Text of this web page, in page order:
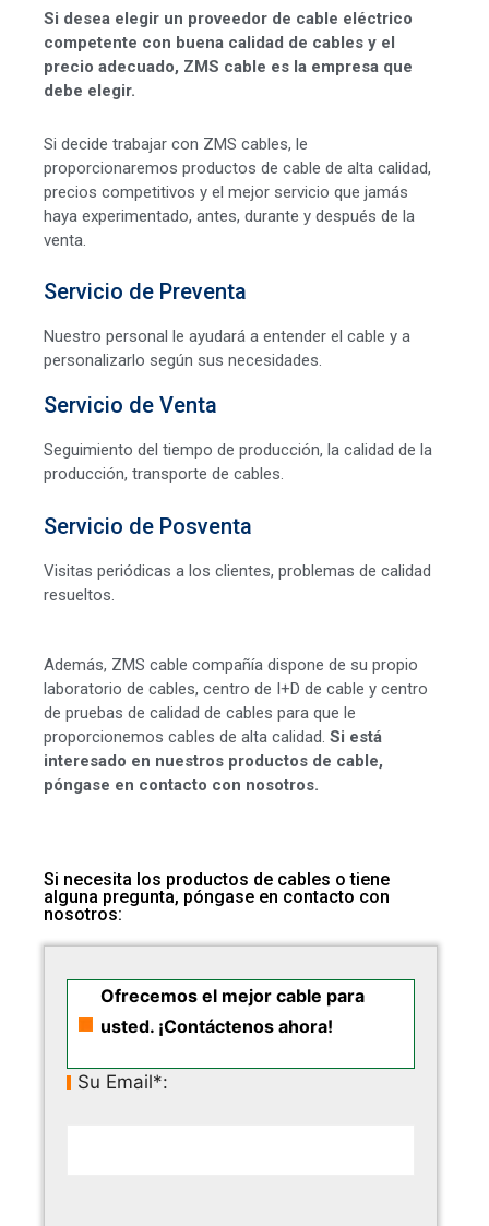
Si desea elegir un proveedor de cable eléctrico
competente con buena calidad de cables y el
precio adecuado, ZMS cable es la empresa que
debe elegir.
Si decide trabajar con ZMS cables, le
proporcionaremos productos de cable de alta calidad,
precios competitivos y el mejor servicio que jamás
haya experimentado, antes, durante y después de la
venta.
Servicio de Preventa
Nuestro personal le ayudará a entender el cable y a
personalizarlo según sus necesidades.
Servicio de Venta
Seguimiento del tiempo de producción, la calidad de la
producción, transporte de cables.
Servicio de Posventa
Visitas periódicas a los clientes, problemas de calidad
resueltos.
Además, ZMS cable compañía dispone de su propio
laboratorio de cables, centro de I+D de cable y centro
de pruebas de calidad de cables para que le
proporcionemos cables de alta calidad. Si está
interesado en nuestros productos de cable,
póngase en contacto con nosotros.
Si necesita los productos de cables o tiene
alguna pregunta, póngase en contacto con
nosotros:
Ofrecemos el mejor cable para
usted. ¡Contáctenos ahora!
Su Email*: